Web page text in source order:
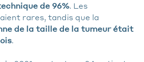
de 96%. Les
rares, tandis que la
de la taille de la tumeur était
.